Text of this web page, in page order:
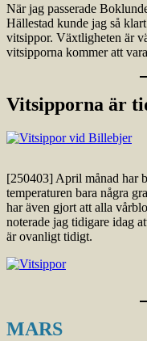
När jag passerade
Hällestad kunde jag så
vitsippor. Växtligheten är
vitsipporna kommer att
Vitsipporna är
[250403] April månad har
temperaturen bara några
har även gjort att alla
noterade jag tidigare idag
är ovanligt tidigt.
MARS